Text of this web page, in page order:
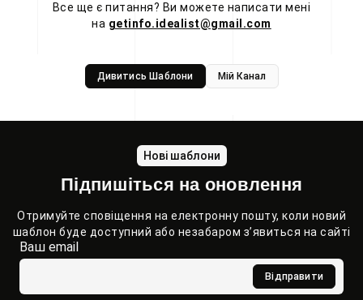
Все ще є питання? Ви можете написати мені
на getinfo.idealist@gmail.com
Дивитись Шаблони Мій Канал
Нові шаблони
Підпишіться на оновлення
Отримуйте сповіщення на електронну пошту, коли новий
шаблон буде доступний або незабаром з’явиться на сайті
Ваш email